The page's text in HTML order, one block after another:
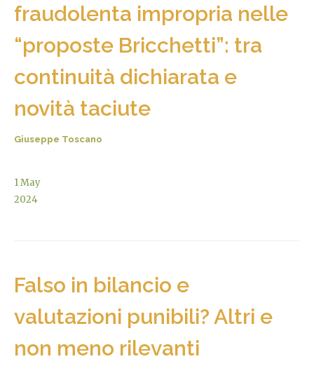
fraudolenta impropria nelle
“proposte Bricchetti”: tra
continuità dichiarata e
novità taciute
Giuseppe Toscano
1May
2024
Falso in bilancio e
valutazioni punibili? Altri e
non meno rilevanti